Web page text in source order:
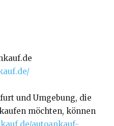
und Umgebung, die
möchten, können